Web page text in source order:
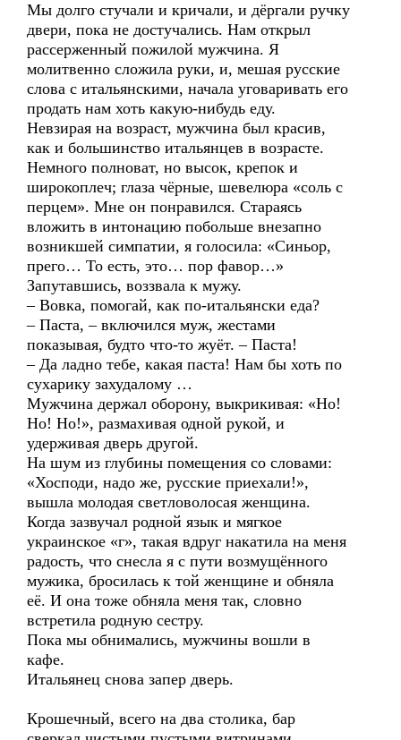
Мы долго стучали и кричали, и дёргали ручку
двери, пока не достучались. Нам открыл
рассерженный пожилой мужчина. Я
молитвенно сложила руки, и, мешая русские
слова с итальянскими, начала уговаривать его
продать нам хоть какую-нибудь еду.
Невзирая на возраст, мужчина был красив,
как и большинство итальянцев в возрасте.
Немного полноват, но высок, крепок и
широкоплеч; глаза чёрные, шевелюра «соль с
перцем». Мне он понравился. Стараясь
вложить в интонацию побольше внезапно
возникшей симпатии, я голосила: «Синьор,
прего… То есть, это… пор фавор…»
Запутавшись, воззвала к мужу.
– Вовка, помогай, как по-итальянски еда?
– Паста, – включился муж, жестами
показывая, будто что-то жуёт. – Паста!
– Да ладно тебе, какая паста! Нам бы хоть по
сухарику захудалому …
Мужчина держал оборону, выкрикивая: «Но!
Но! Но!», размахивая одной рукой, и
удерживая дверь другой.
На шум из глубины помещения со словами:
«Хосподи, надо же, русские приехали!»,
вышла молодая светловолосая женщина.
Когда зазвучал родной язык и мягкое
украинское «г», такая вдруг накатила на меня
радость, что снесла я с пути возмущённого
мужика, бросилась к той женщине и обняла
её. И она тоже обняла меня так, словно
встретила родную сестру.
Пока мы обнимались, мужчины вошли в
кафе.
Итальянец снова запер дверь.
Крошечный, всего на два столика, бар